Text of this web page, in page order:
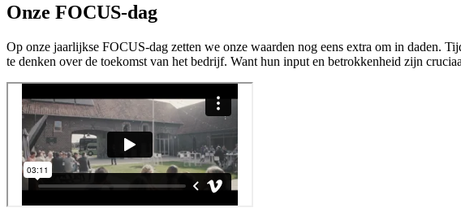
Onze FOCUS-dag
Op onze jaarlijkse FOCUS-dag zetten we onze waarden nog eens extra om in daden.
te denken over de toekomst van het bedrijf. Want hun input en betrokkenheid zijn